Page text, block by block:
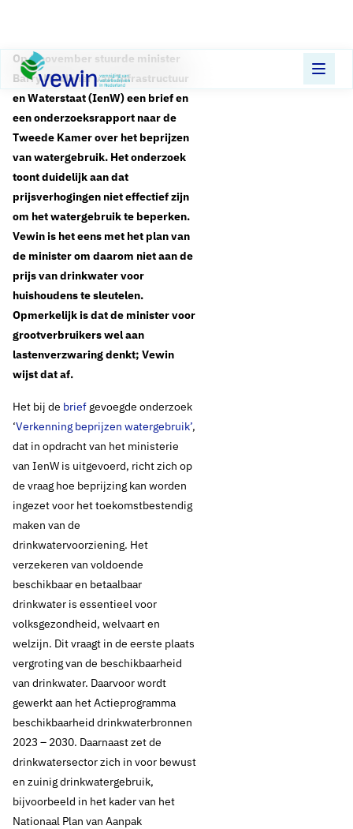
Direct naar content
Terug naar de startpagina
Op 8 november stuurde minister
Barry Madlener van Infrastructuur
en Waterstaat (IenW) een brief en
een onderzoeksrapport naar de
Tweede Kamer over het beprijzen
van watergebruik. Het onderzoek
toont duidelijk aan dat
prijsverhogingen niet effectief zijn
om het watergebruik te beperken.
Vewin is het eens met het plan van
de minister om daarom niet aan de
prijs van drinkwater voor
huishoudens te sleutelen.
Opmerkelijk is dat de minister voor
grootverbruikers wel aan
lastenverzwaring denkt; Vewin
wijst dat af.
Het bij de brief gevoegde onderzoek
‘Verkenning beprijzen watergebruik’,
dat in opdracht van het ministerie
van IenW is uitgevoerd, richt zich op
de vraag hoe beprijzing kan worden
ingezet voor het toekomstbestendig
maken van de
drinkwatervoorziening. Het
verzekeren van voldoende
beschikbaar en betaalbaar
drinkwater is essentieel voor
volksgezondheid, welvaart en
welzijn. Dit vraagt in de eerste plaats
vergroting van de beschikbaarheid
van drinkwater. Daarvoor wordt
gewerkt aan het Actieprogramma
beschikbaarheid drinkwaterbronnen
2023 – 2030. Daarnaast zet de
drinkwatersector zich in voor bewust
en zuinig drinkwatergebruik,
bijvoorbeeld in het kader van het
Nationaal Plan van Aanpak